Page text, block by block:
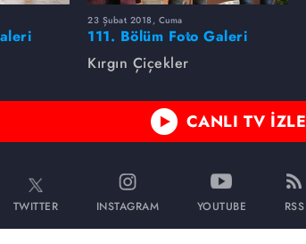
23 Şubat 2018, Cuma
111. Bölüm Foto Galeri
Kırgın Çiçekler
CANLI TV İZLE
TWITTER INSTAGRAM YOUTUBE RSS